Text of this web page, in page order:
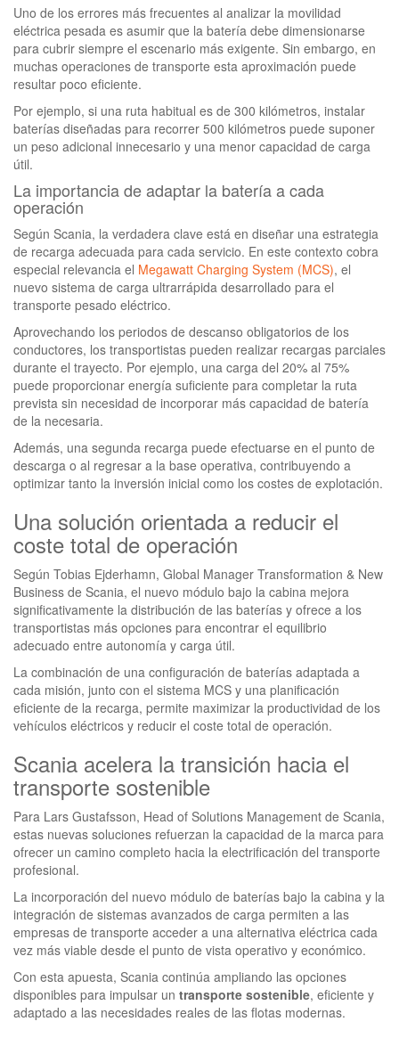
Uno de los errores más frecuentes al analizar la movilidad
eléctrica pesada es asumir que la batería debe dimensionarse
para cubrir siempre el escenario más exigente. Sin embargo, en
muchas operaciones de transporte esta aproximación puede
resultar poco eficiente.
Por ejemplo, si una ruta habitual es de 300 kilómetros, instalar
baterías diseñadas para recorrer 500 kilómetros puede suponer
un peso adicional innecesario y una menor capacidad de carga
útil.
La importancia de adaptar la batería a cada
operación
Según Scania, la verdadera clave está en diseñar una estrategia
de recarga adecuada para cada servicio. En este contexto cobra
especial relevancia el Megawatt Charging System (MCS), el
nuevo sistema de carga ultrarrápida desarrollado para el
transporte pesado eléctrico.
Aprovechando los periodos de descanso obligatorios de los
conductores, los transportistas pueden realizar recargas parciales
durante el trayecto. Por ejemplo, una carga del 20% al 75%
puede proporcionar energía suficiente para completar la ruta
prevista sin necesidad de incorporar más capacidad de batería
de la necesaria.
Además, una segunda recarga puede efectuarse en el punto de
descarga o al regresar a la base operativa, contribuyendo a
optimizar tanto la inversión inicial como los costes de explotación.
Una solución orientada a reducir el
coste total de operación
Según Tobias Ejderhamn, Global Manager Transformation & New
Business de Scania, el nuevo módulo bajo la cabina mejora
significativamente la distribución de las baterías y ofrece a los
transportistas más opciones para encontrar el equilibrio
adecuado entre autonomía y carga útil.
La combinación de una configuración de baterías adaptada a
cada misión, junto con el sistema MCS y una planificación
eficiente de la recarga, permite maximizar la productividad de los
vehículos eléctricos y reducir el coste total de operación.
Scania acelera la transición hacia el
transporte sostenible
Para Lars Gustafsson, Head of Solutions Management de Scania,
estas nuevas soluciones refuerzan la capacidad de la marca para
ofrecer un camino completo hacia la electrificación del transporte
profesional.
La incorporación del nuevo módulo de baterías bajo la cabina y la
integración de sistemas avanzados de carga permiten a las
empresas de transporte acceder a una alternativa eléctrica cada
vez más viable desde el punto de vista operativo y económico.
Con esta apuesta, Scania continúa ampliando las opciones
disponibles para impulsar un transporte sostenible, eficiente y
adaptado a las necesidades reales de las flotas modernas.